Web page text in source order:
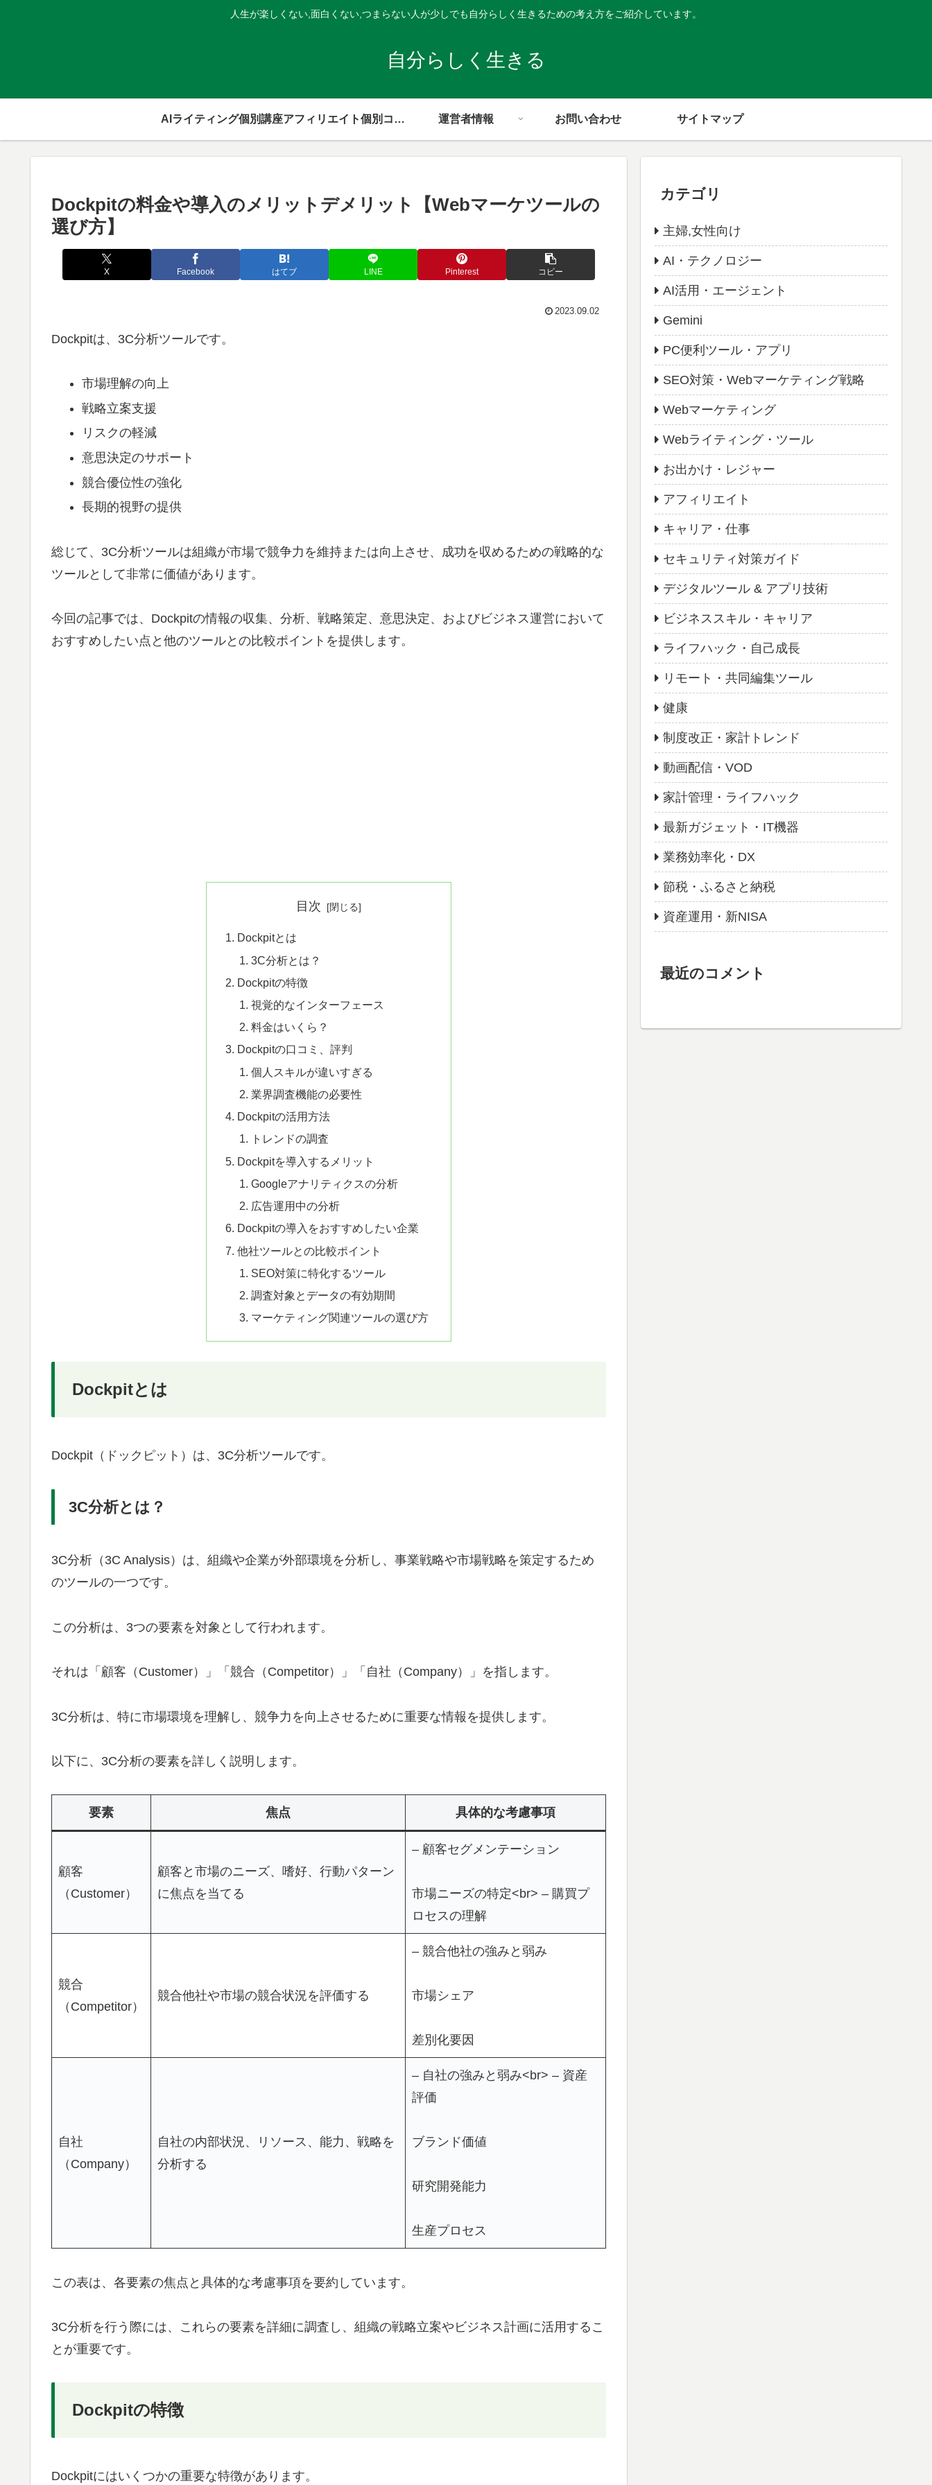
人生が楽しくない,面白くない,つまらない人が少しでも自分らしく生きるための考え方をご紹介しています。
自分らしく生きる
AIライティング個別講座 アフィリエイト個別コンサル 運営者情報 お問い合わせ サイトマップ
Dockpitの料金や導入のメリットデメリット【Webマーケツールの
選び方】
X Facebook はてブ LINE Pinterest コピー
2023.09.02
Dockpitは、3C分析ツールです。
市場理解の向上
戦略立案支援
リスクの軽減
意思決定のサポート
競合優位性の強化
長期的視野の提供
総じて、3C分析ツールは組織が市場で競争力を維持または向上させ、成功を収めるための戦略的な
ツールとして非常に価値があります。
今回の記事では、Dockpitの情報の収集、分析、戦略策定、意思決定、およびビジネス運営において
おすすめしたい点と他のツールとの比較ポイントを提供します。
目次
Dockpitとは
3C分析とは？
Dockpitの特徴
視覚的なインターフェース
料金はいくら？
Dockpitの口コミ、評判
個人スキルが違いすぎる
業界調査機能の必要性
Dockpitの活用方法
トレンドの調査
Dockpitを導入するメリット
Googleアナリティクスの分析
広告運用中の分析
Dockpitの導入をおすすめしたい企業
他社ツールとの比較ポイント
SEO対策に特化するツール
調査対象とデータの有効期間
マーケティング関連ツールの選び方
Dockpitとは
Dockpit（ドックピット）は、3C分析ツールです。
3C分析とは？
3C分析（3C Analysis）は、組織や企業が外部環境を分析し、事業戦略や市場戦略を策定するため
のツールの一つです。
この分析は、3つの要素を対象として行われます。
それは「顧客（Customer）」「競合（Competitor）」「自社（Company）」を指します。
3C分析は、特に市場環境を理解し、競争力を向上させるために重要な情報を提供します。
以下に、3C分析の要素を詳しく説明します。
要素 焦点 具体的な考慮事項
顧客
（Customer）
顧客と市場のニーズ、嗜好、行動パターン
に焦点を当てる
– 顧客セグメンテーション
市場ニーズの特定<br> – 購買プ
ロセスの理解
競合
（Competitor）
競合他社や市場の競合状況を評価する
– 競合他社の強みと弱み
市場シェア
差別化要因
自社
（Company）
自社の内部状況、リソース、能力、戦略を
分析する
– 自社の強みと弱み<br> – 資産
評価
ブランド価値
研究開発能力
生産プロセス
この表は、各要素の焦点と具体的な考慮事項を要約しています。
3C分析を行う際には、これらの要素を詳細に調査し、組織の戦略立案やビジネス計画に活用するこ
とが重要です。
Dockpitの特徴
Dockpitにはいくつかの重要な特徴があります。
カテゴリ
主婦,女性向け
AI・テクノロジー
AI活用・エージェント
Gemini
PC便利ツール・アプリ
SEO対策・Webマーケティング戦略
Webマーケティング
Webライティング・ツール
お出かけ・レジャー
アフィリエイト
キャリア・仕事
セキュリティ対策ガイド
デジタルツール & アプリ技術
ビジネススキル・キャリア
ライフハック・自己成長
リモート・共同編集ツール
健康
制度改正・家計トレンド
動画配信・VOD
家計管理・ライフハック
最新ガジェット・IT機器
業務効率化・DX
節税・ふるさと納税
資産運用・新NISA
最近のコメント